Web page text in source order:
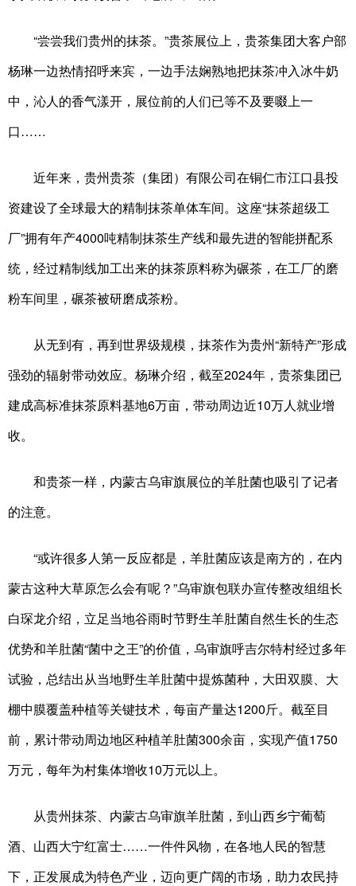
“尝尝我们贵州的抹茶。”贵茶展位上，贵茶集团大客户部
杨琳一边热情招呼来宾，一边手法娴熟地把抹茶冲入冰牛奶
中，沁人的香气漾开，展位前的人们已等不及要啜上一
口……
近年来，贵州贵茶（集团）有限公司在铜仁市江口县投
资建设了全球最大的精制抹茶单体车间。这座“抹茶超级工
厂”拥有年产4000吨精制抹茶生产线和最先进的智能拼配系
统，经过精制线加工出来的抹茶原料称为碾茶，在工厂的磨
粉车间里，碾茶被研磨成茶粉。
从无到有，再到世界级规模，抹茶作为贵州“新特产”形成
强劲的辐射带动效应。杨琳介绍，截至2024年，贵茶集团已
建成高标准抹茶原料基地6万亩，带动周边近10万人就业增
收。
和贵茶一样，内蒙古乌审旗展位的羊肚菌也吸引了记者
的注意。
“或许很多人第一反应都是，羊肚菌应该是南方的，在内
蒙古这种大草原怎么会有呢？”乌审旗包联办宣传整改组组长
白琛龙介绍，立足当地谷雨时节野生羊肚菌自然生长的生态
优势和羊肚菌“菌中之王”的价值，乌审旗呼吉尔特村经过多年
试验，总结出从当地野生羊肚菌中提炼菌种，大田双膜、大
棚中膜覆盖种植等关键技术，每亩产量达1200斤。截至目
前，累计带动周边地区种植羊肚菌300余亩，实现产值1750
万元，每年为村集体增收10万元以上。
从贵州抹茶、内蒙古乌审旗羊肚菌，到山西乡宁葡萄
酒、山西大宁红富士……一件件风物，在各地人民的智慧
下，正发展成为特色产业，迈向更广阔的市场，助力农民持